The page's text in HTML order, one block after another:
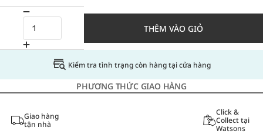
THÊM VÀO GIỎ
Kiểm tra tình trạng còn hàng tại cửa hàng
PHƯƠNG THỨC GIAO HÀNG
Giao hàng
tận nhà
Click &
Collect tại
Watsons